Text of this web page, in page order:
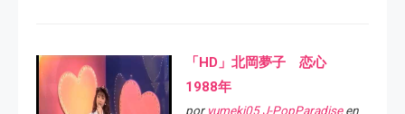
「HD」北岡夢子 恋心
1988年
por yumeki05 J-PopParadiseen